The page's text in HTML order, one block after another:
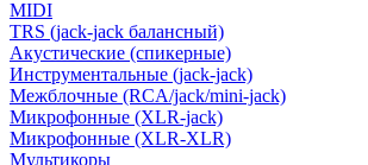
MIDI
TRS (jack-jack балансный)
Акустические (спикерные)
Инструментальные (jack-jack)
Межблочные (RCA/jack/mini-jack)
Микрофонные (XLR-jack)
Микрофонные (XLR-XLR)
Мультикоры